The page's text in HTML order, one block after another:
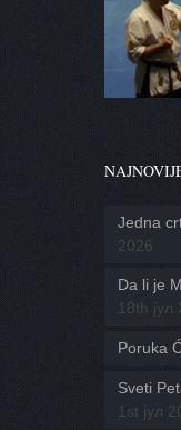
Jedna
2026
Da li je
18th јул
Poruka
Sveti
1st јул